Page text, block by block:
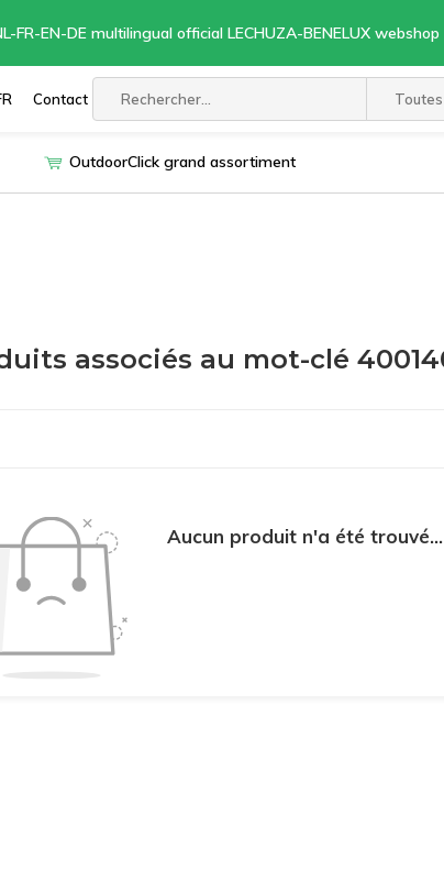
Contact Toutes
FR-EN-DE multilingual official LECHUZA-BENELUX webshop
OutdoorClick grand assortiment
associés au mot-clé
Aucun produit n'a été trouvé...